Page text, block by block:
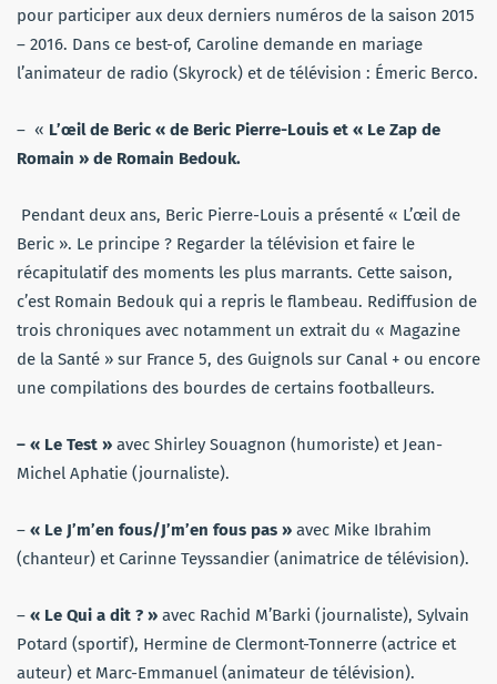
pour participer aux deux derniers numéros de la saison 2015
– 2016. Dans ce best-of, Caroline demande en mariage
l’animateur de radio (Skyrock) et de télévision : Émeric Berco.
– « L’œil de Beric « de Beric Pierre-Louis et « Le Zap de
Romain » de Romain Bedouk.
Pendant deux ans, Beric Pierre-Louis a présenté « L’œil de
Beric ». Le principe ? Regarder la télévision et faire le
récapitulatif des moments les plus marrants. Cette saison,
c’est Romain Bedouk qui a repris le flambeau. Rediffusion de
trois chroniques avec notamment un extrait du « Magazine
de la Santé » sur France 5, des Guignols sur Canal + ou encore
une compilations des bourdes de certains footballeurs.
– « Le Test » avec Shirley Souagnon (humoriste) et Jean-
Michel Aphatie (journaliste).
– « Le J’m’en fous/J’m’en fous pas » avec Mike Ibrahim
(chanteur) et Carinne Teyssandier (animatrice de télévision).
– « Le Qui a dit ? » avec Rachid M’Barki (journaliste), Sylvain
Potard (sportif), Hermine de Clermont-Tonnerre (actrice et
auteur) et Marc-Emmanuel (animateur de télévision).